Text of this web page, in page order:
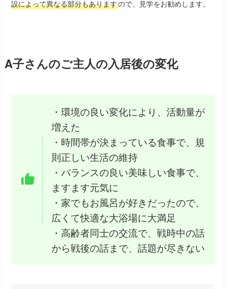
設によって異なる部分もありますので、見学をお勧めします。
A子さんのご主人の入居後の変化
・環境の良い変化により、活動量が
増えた
・時間帯が決まっている食事で、規
則正しい生活の維持
・バランスの良い美味しい食事で、
ますます元気に
・家でもお風呂が好きだったので、
広くて快適な大浴場に大満足
・高齢者同士の交流で、戦時中の話
から戦後の話まで、話題が尽きない